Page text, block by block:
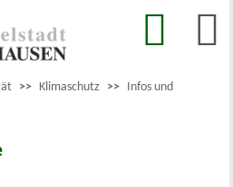
>> Klimaschutz >> Infos und